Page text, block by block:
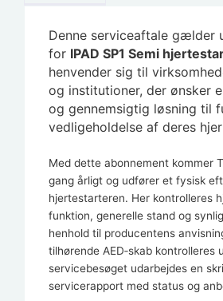
Denne serviceaftale gælder
for IPAD SP1 Semi
henvender sig til
og institutioner, der ønsker
og gennemsigtig løsning til
vedligeholdelse af deres
Med dette abonnement kommer
gang årligt og udfører et fysisk
hjertestarteren. Her kontrolleres
funktion, generelle stand og
henhold til producentens
tilhørende AED‑skab kontrolleres
servicebesøget udarbejdes en
servicerapport med status og